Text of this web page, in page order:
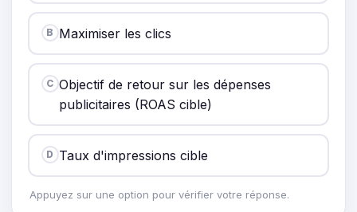
B Maximiser les clics
C Objectif de retour sur les dépenses
publicitaires (ROAS cible)
D Taux d'impressions cible
Appuyez sur une option pour vérifier votre réponse.